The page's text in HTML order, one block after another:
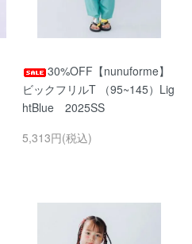
30%OFF【nunuforme】
ビックフリルT （95~145）Lig
htBlue 2025SS
5,313円(税込)